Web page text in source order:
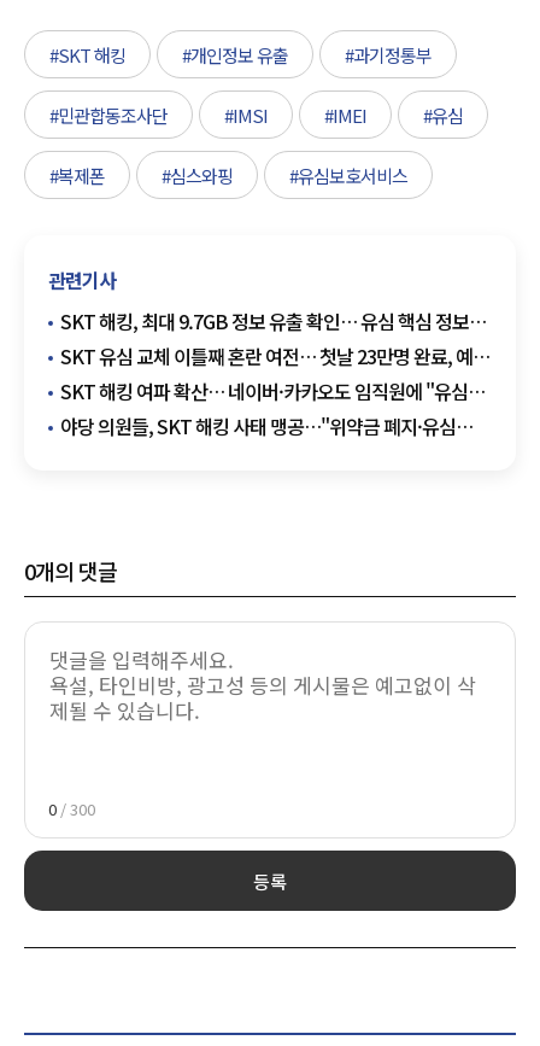
#SKT 해킹 #개인정보 유출 #과기정통부
#민관합동조사단 #IMSI #IMEI #유심
#복제폰 #심스와핑 #유심보호서비스
관련기사
SKT 해킹, 최대 9.7GB 정보 유출 확인… 유심 핵심 정보
포함
SKT 유심 교체 이틀째 혼란 여전… 첫날 23만명 완료, 예약
263만명
SKT 해킹 여파 확산… 네이버·카카오도 임직원에 "유심
교체" 권고
야당 의원들, SKT 해킹 사태 맹공…"위약금 폐지·유심
0개의 댓글
0 / 300
등록